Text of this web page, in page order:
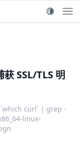
SSL/TLS 明
`which curl` | grep -
linux-